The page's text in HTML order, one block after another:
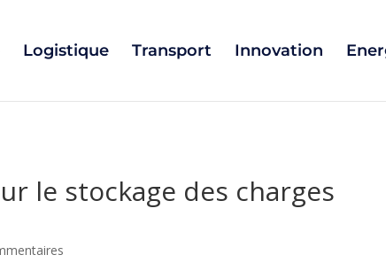
Logistique Transport Innovation
le stockage des charges